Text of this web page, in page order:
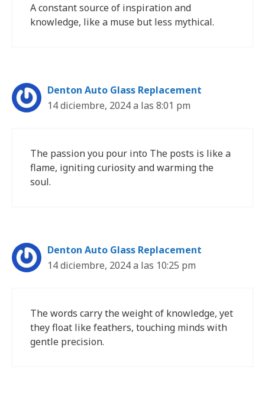
A constant source of inspiration and
knowledge, like a muse but less mythical.
Denton Auto Glass Replacement
14 diciembre, 2024 a las 8:01 pm
The passion you pour into The posts is like a
flame, igniting curiosity and warming the
soul.
Denton Auto Glass Replacement
14 diciembre, 2024 a las 10:25 pm
The words carry the weight of knowledge, yet
they float like feathers, touching minds with
gentle precision.